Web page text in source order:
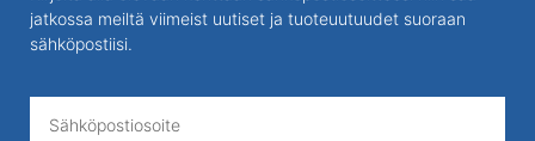
jatkossa meiltä viimeist uutiset ja tuoteuutuudet suoraan
sähköpostiisi.